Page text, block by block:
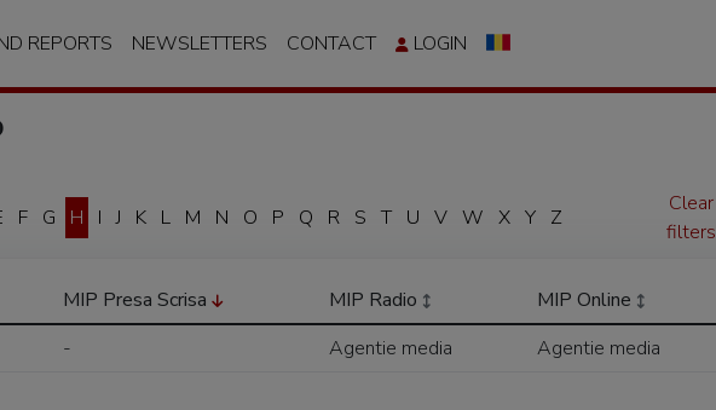
REPORTS NEWSLETTERS CONTACT LOGIN
F G H I J K L M N O P Q R S T U V W X Y Z
Clear
filters
MIP Presa Scrisa MIP Radio MIP Online
- Agentie media Agentie media